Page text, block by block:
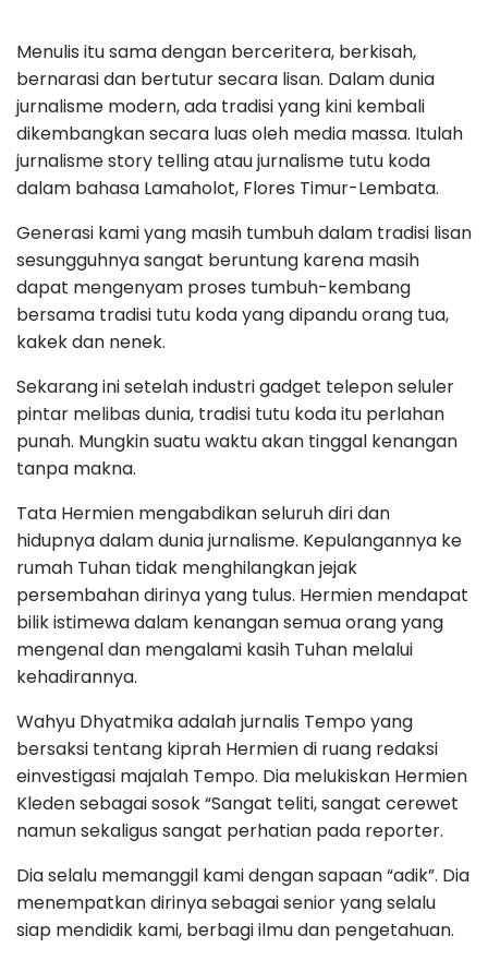
Menulis itu sama dengan berceritera, berkisah,
bernarasi dan bertutur secara lisan. Dalam dunia
jurnalisme modern, ada tradisi yang kini kembali
dikembangkan secara luas oleh media massa. Itulah
jurnalisme story telling atau jurnalisme tutu koda
dalam bahasa Lamaholot, Flores Timur-Lembata.
Generasi kami yang masih tumbuh dalam tradisi lisan
sesungguhnya sangat beruntung karena masih
dapat mengenyam proses tumbuh-kembang
bersama tradisi tutu koda yang dipandu orang tua,
kakek dan nenek.
Sekarang ini setelah industri gadget telepon seluler
pintar melibas dunia, tradisi tutu koda itu perlahan
punah. Mungkin suatu waktu akan tinggal kenangan
tanpa makna.
Tata Hermien mengabdikan seluruh diri dan
hidupnya dalam dunia jurnalisme. Kepulangannya ke
rumah Tuhan tidak menghilangkan jejak
persembahan dirinya yang tulus. Hermien mendapat
bilik istimewa dalam kenangan semua orang yang
mengenal dan mengalami kasih Tuhan melalui
kehadirannya.
Wahyu Dhyatmika adalah jurnalis Tempo yang
bersaksi tentang kiprah Hermien di ruang redaksi
einvestigasi majalah Tempo. Dia melukiskan Hermien
Kleden sebagai sosok “Sangat teliti, sangat cerewet
namun sekaligus sangat perhatian pada reporter.
Dia selalu memanggil kami dengan sapaan “adik”. Dia
menempatkan dirinya sebagai senior yang selalu
siap mendidik kami, berbagi ilmu dan pengetahuan.